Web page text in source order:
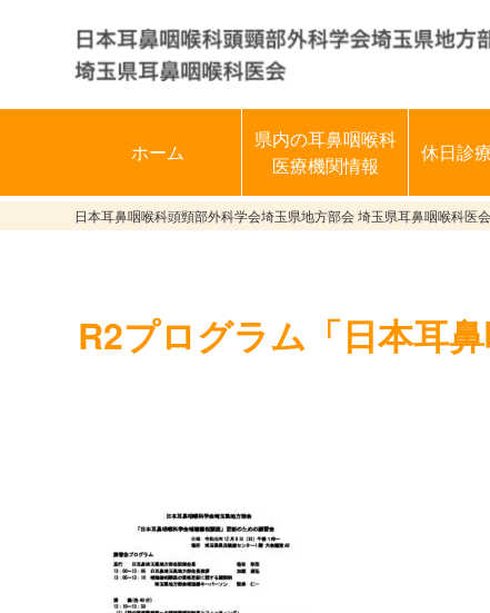
ホーム
県内の耳鼻咽喉科
医療機関情報
休日診
日本耳鼻咽喉科頭頸部外科学会埼玉県地方部会 埼玉県耳鼻咽喉科医会
R2プログラム「日本耳